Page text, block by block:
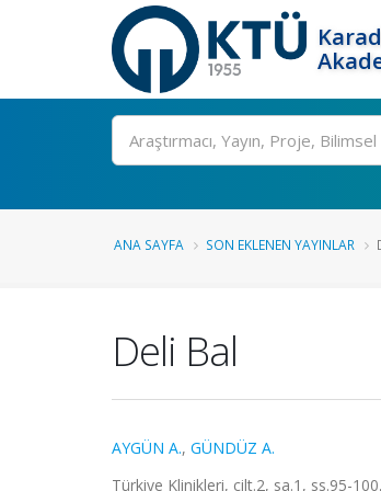
Ara
ANA SAYFA SON EKLENEN YAYINLAR
Deli Bal
AYGÜN A., GÜNDÜZ A.
Türkiye Klinikleri, cilt.2, sa.1, ss.95-